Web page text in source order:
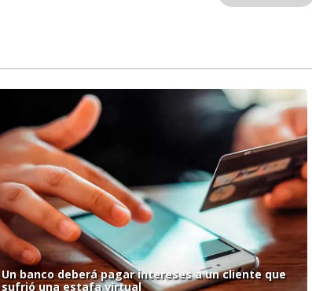
Un banco deberá pagar intereses a un cliente que
sufrió una estafa virtual